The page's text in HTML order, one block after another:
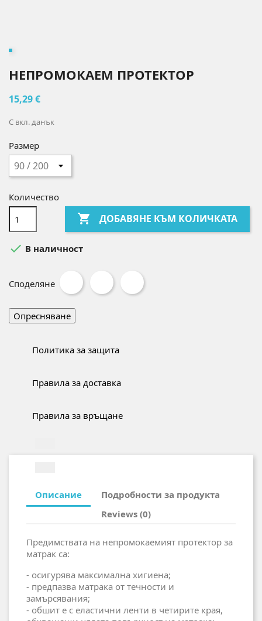
НЕПРОМОКАЕМ ПРОТЕКТОР
15,29 €
С вкл. данък
Размер
Количество
 ДОБАВЯНЕ КЪМ КОЛИЧКАТА
 В наличност
Споделяне
Политика за защита
Правила за доставка
Правила за връщане
Описание
Подробности за продукта
Reviews (0)
Предимствата на непромокаемият протектор за
матрак са:
- осигурява максимална хигиена;
- предпазва матрака от течности и
замърсявания;
- обшит е с еластични ленти в четирите края,